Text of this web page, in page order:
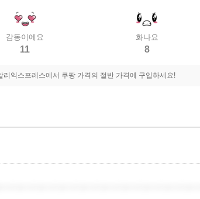
감동이에요
11
화나요
8
리익스프레스에서 쿠팡 가격의 절반 가격에 구입하세요!